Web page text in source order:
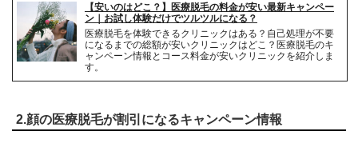
解約事務手数料 返金額の10%(最大2万円)
【安いのはどこ？】医療脱毛の料金が安い最新キャンペー
ン｜お試し体験だけでツルツルになる？
医療脱毛を体験できるクリニックはある？自己処理が不要
になるまでの総額が安いクリニックはどこ？医療脱毛のキ
ャンペーン情報とコース料金が安いクリニックを紹介しま
す。
2.顔の医療脱毛が割引になるキャンペーン情報